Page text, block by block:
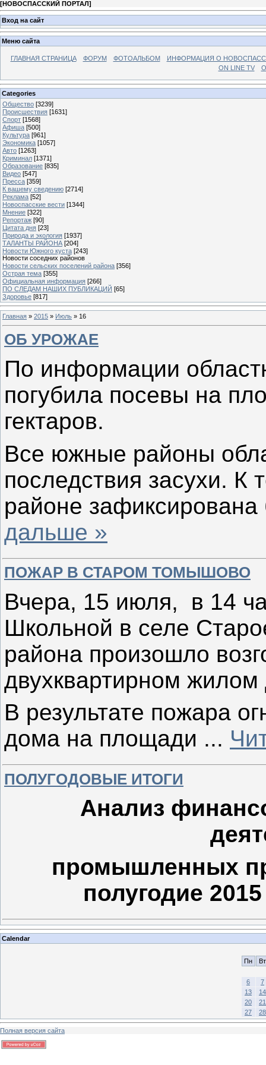
[НОВОСПАССКИЙ ПОРТАЛ]
Вход на сайт
Меню сайта
ГЛАВНАЯ СТРАНИЦА ФОРУМ ФОТОАЛЬБОМ
ИНФОРМАЦИЯ О
ON LINE TV
Categories
Общество [3239]
Происшествия [1631]
Спорт [1568]
Афиша [500]
Культура [961]
Экономика [1057]
Авто [1263]
Криминал [1371]
Образование [835]
Видео [547]
Пресса [359]
К вашему сведению [2714]
Реклама [52]
Новоспасские вести [1344]
Мнение [322]
Репортаж [90]
Цитата дня [23]
Природа и экология [1937]
ТАЛАНТЫ РАЙОНА [204]
Новости Южного куста [243]
Новости соседних районов
Новости сельских поселений района [356]
Острая тема [355]
Официальная информация [266]
ПО СЛЕДАМ НАШИХ ПУБЛИКАЦИЙ [65]
Здоровье [817]
Главная » 2015 » Июль » 16
ОБ УРОЖАЕ
По информации
погубила посевы на
гектаров.
Все южные районы
последствия засухи. К
районе
дальше »
ПОЖАР В СТАРОМ ТОМЫШОВО
Вчера, 15 июля, в 14
Школьной в селе
района произошло
двухквартирном
В результате пожара
дома на площади ...
ПОЛУГОДОВЫЕ ИТОГИ
Анализ
промышленных
полугодие 2015
Calendar
Пн Вт
6
7
13
14
20
21
27
28
Полная версия сайта